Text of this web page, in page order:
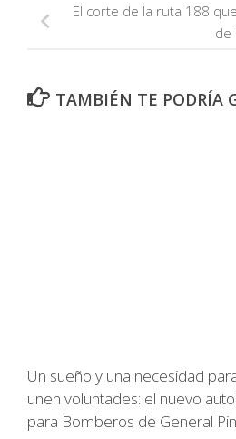
El corte de la ruta 188
de
TAMBIÉN TE PODRÍA
Un sueño y una necesidad
unen voluntades: el nuevo
para Bomberos de General